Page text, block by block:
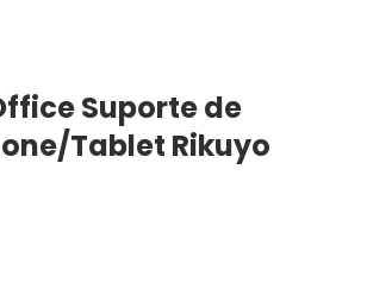
Suporte de
Tablet Rikuyo